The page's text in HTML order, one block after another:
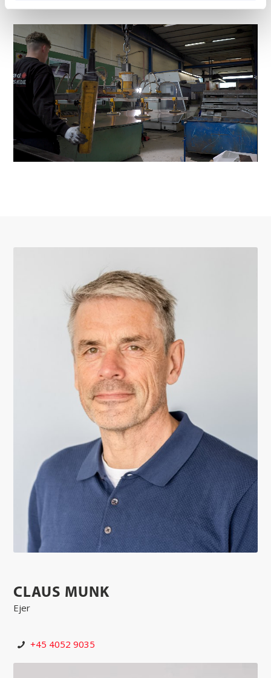
CLAUS MUNK
Ejer
+45 4052 9035